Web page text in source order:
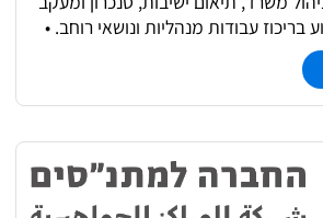
בריכוז עבודות מנהליות ונושאי רוחב. •
פעולות התוכנית, בהתאם לדרישות
התוכנית. • עבודה מול תקציב